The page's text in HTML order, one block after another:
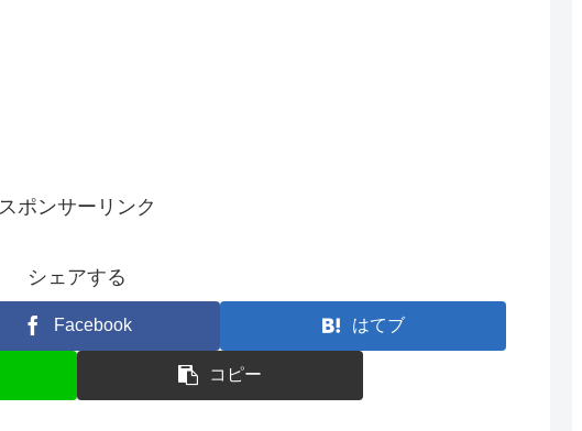
スポンサーリンク
シェアする
Facebook はてブ
コピー